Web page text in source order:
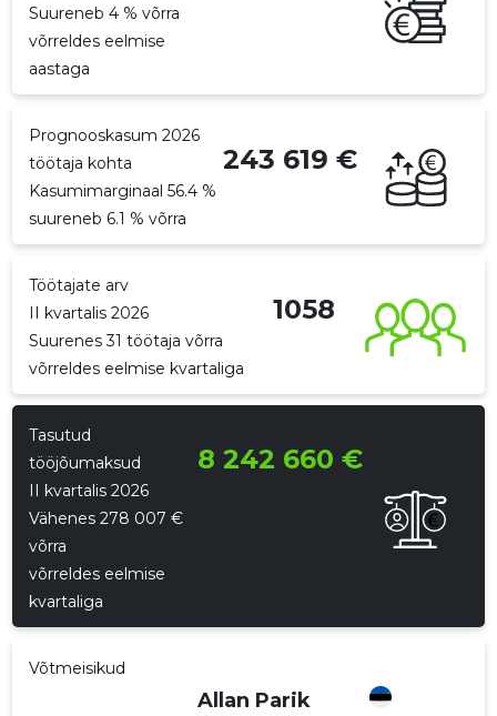
Suureneb 4 % võrra
võrreldes eelmise
aastaga
Prognooskasum 2026
töötaja kohta
243 619 €
Kasumimarginaal 56.4 %
suureneb 6.1 % võrra
Töötajate arv
II kvartalis 2026
1058
Suurenes 31 töötaja võrra
võrreldes eelmise kvartaliga
Tasutud
tööjõumaksud
II kvartalis 2026
8 242 660 €
Vähenes 278 007 €
võrra
võrreldes eelmise
kvartaliga
Võtmeisikud
Allan Parik
Saaja e-mail
Sinu nimi
Sinu kommentaar
Saaja e-mail
Sinu nimi
Sinu kommentaar
Saaja e-mail
Sinu nimi
Sinu kommentaar